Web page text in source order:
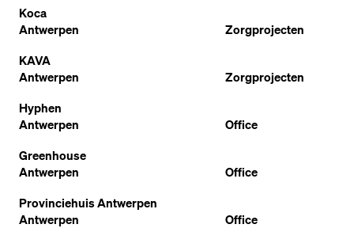
Koca
Antwerpen
Zorgprojecten
KAVA
Antwerpen
Zorgprojecten
Hyphen
Antwerpen
Office
Greenhouse
Antwerpen
Office
Provinciehuis Antwerpen
Antwerpen
Office